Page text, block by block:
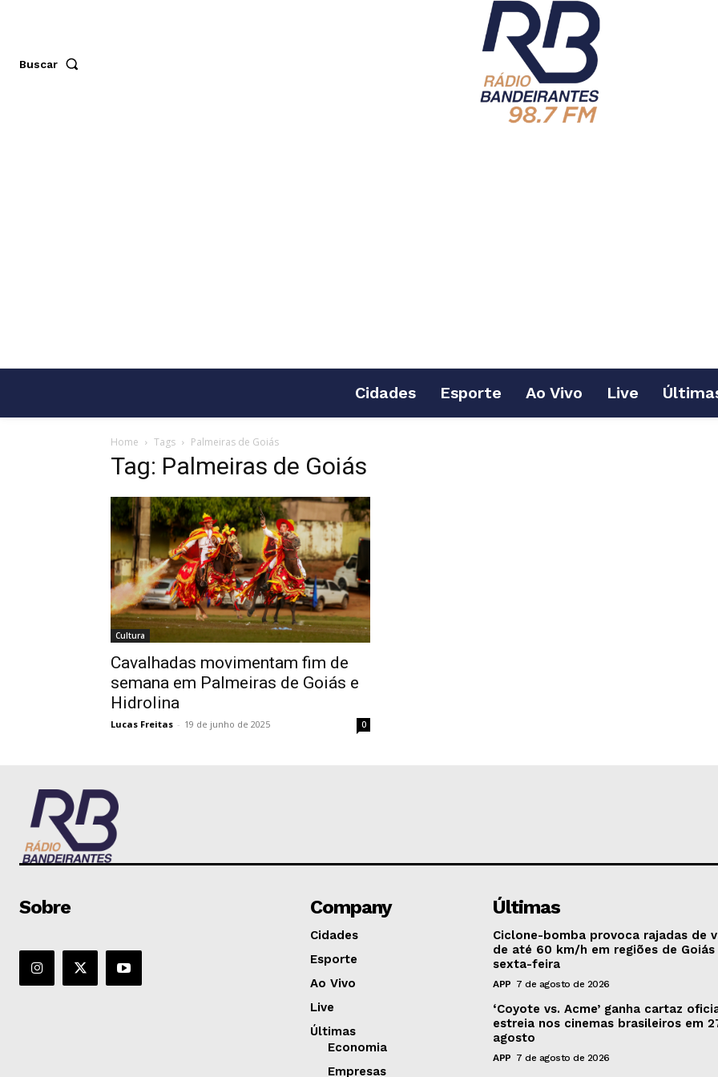
Buscar
Cidades Esporte Ao Vivo Live
Home Tags Palmeiras de Goiás
Tag: Palmeiras de Goiás
Cultura
Cavalhadas movimentam fim de
semana em Palmeiras de Goiás e
Hidrolina
Lucas Freitas - 19 de junho de 2025 0
Sobre Company
Cidades
Esporte
Ao Vivo
Live
Últimas
Economia
Empresas
Últimas
Ciclone-bomba provoca rajadas de
de até 60 km/h em regiões de
sexta-feira
APP 7 de agosto de 2026
‘Coyote vs. Acme’ ganha cartaz
estreia nos cinemas brasileiros em
agosto
APP 7 de agosto de 2026